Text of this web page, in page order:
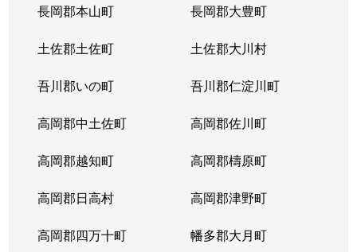
長岡郡本山町 長岡郡大豊町
土佐郡土佐町 土佐郡大川村
吾川郡いの町 吾川郡仁淀川町
高岡郡中土佐町 高岡郡佐川町
高岡郡越知町 高岡郡檮原町
高岡郡日高村 高岡郡津野町
高岡郡四万十町 幡多郡大月町